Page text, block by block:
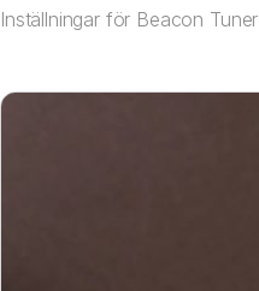
Inställningar för Beacon Tuner